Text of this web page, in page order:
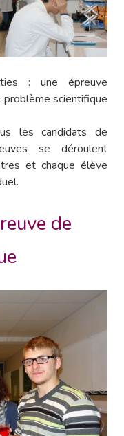
: une épreuve
scientifique
les candidats de
se déroulent
et chaque élève
de